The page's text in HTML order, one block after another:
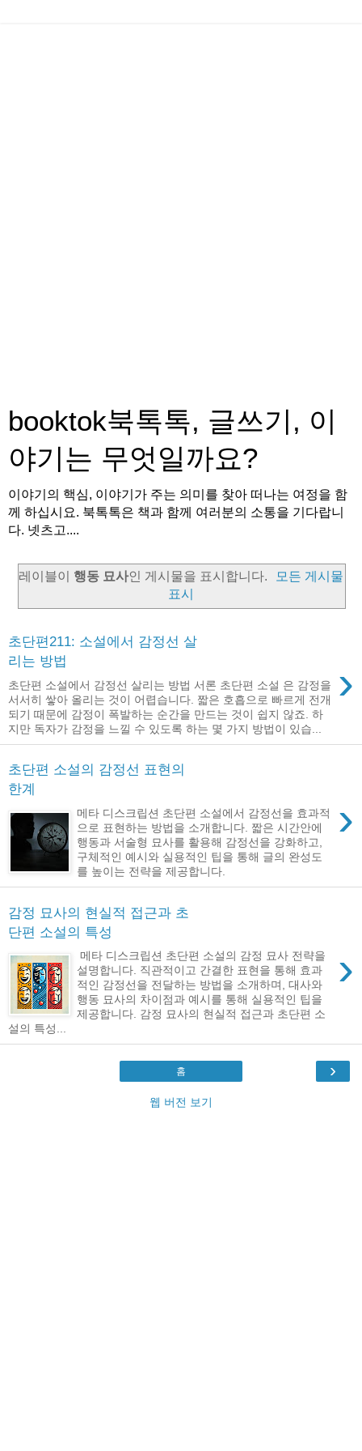
booktok북톡톡, 글쓰기, 이
야기는 무엇일까요?
이야기의 핵심, 이야기가 주는 의미를 찾아 떠나는 여정을 함
께 하십시요. 북톡톡은 책과 함께 여러분의 소통을 기다랍니
다. 넷츠고....
레이블이 행동 묘사인 게시물을 표시합니다.
모든 게시물
표시
초단편211: 소설에서 감정선 살
리는 방법
›
초단편 소설에서 감정선 살리는 방법 서론 초단편 소설 은 감정을
서서히 쌓아 올리는 것이 어렵습니다. 짧은 호흡으로 빠르게 전개
되기 때문에 감정이 폭발하는 순간을 만드는 것이 쉽지 않죠. 하
지만 독자가 감정을 느낄 수 있도록 하는 몇 가지 방법이 있습...
초단편 소설의 감정선 표현의
한계
›
메타 디스크립션 초단편 소설에서 감정선을 효과적
으로 표현하는 방법을 소개합니다. 짧은 시간안에
행동과 서술형 묘사를 활용해 감정선을 강화하고,
구체적인 예시와 실용적인 팁을 통해 글의 완성도
를 높이는 전략을 제공합니다.
감정 묘사의 현실적 접근과 초
단편 소설의 특성
›
메타 디스크립션 초단편 소설의 감정 묘사 전략을
설명합니다. 직관적이고 간결한 표현을 통해 효과
적인 감정선을 전달하는 방법을 소개하며, 대사와
행동 묘사의 차이점과 예시를 통해 실용적인 팁을
제공합니다. 감정 묘사의 현실적 접근과 초단편 소
설의 특성...
›
홈
웹 버전 보기